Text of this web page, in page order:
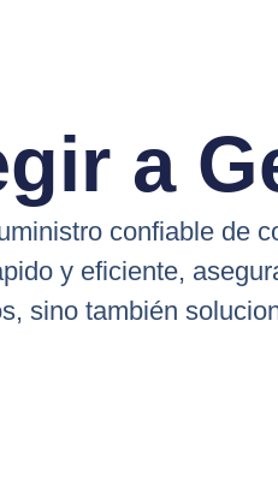
a
confiable de
y eficiente,
sino también